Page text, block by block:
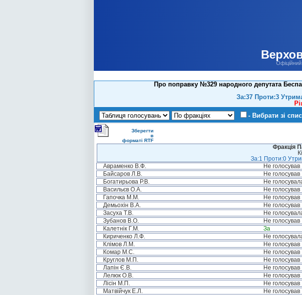
Про поправку №329 народного депутата
За:37 Проти:3
- Вибрати зі
Зберегти
в
форматі RTF
Фракція
За:1 Проти:0
Авраменко В.Ф.
Не голосував
Байсаров Л.В.
Не голосував
Богатирьова Р.В.
Не
Васильєв О.А.
Не голосував
Гапочка М.М.
Не голосував
Демьохін В.А.
Не голосував
Засуха Т.В.
Не
Зубанов В.О.
Не голосував
Калетнік Г.М.
За
Кириченко Л.Ф.
Не
Клімов Л.М.
Не голосував
Комар М.С.
Не голосував
Круглов М.П.
Не голосував
Лапін Є.В.
Не голосував
Лелюк О.В.
Не голосував
Лісін М.П.
Не голосував
Матвійчук Е.Л.
Не голосував